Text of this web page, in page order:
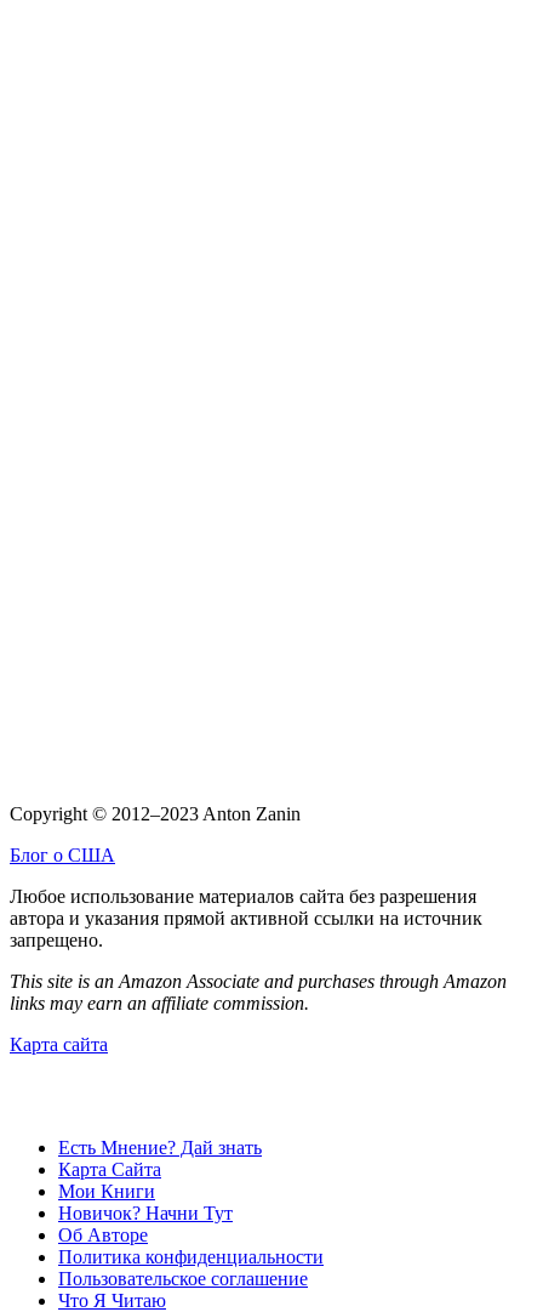
Copyright © 2012–2023 Anton Zanin
Блог о США
Любое использование материалов сайта без разрешения
автора и указания прямой активной ссылки на источник
запрещено.
This site is an Amazon Associate and purchases through Amazon
links may earn an affiliate commission.
Карта сайта
Есть Мнение? Дай знать
Карта Сайта
Мои Книги
Новичок? Начни Тут
Об Авторе
Политика конфиденциальности
Пользовательское соглашение
Что Я Читаю